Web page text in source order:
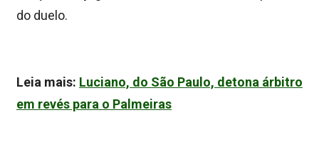
do duelo.
Leia mais: Luciano, do São Paulo, detona árbitro
em revés para o Palmeiras